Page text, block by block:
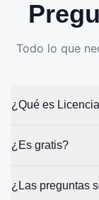
Todo lo que
¿Qué es
¿Es gratis?
¿Las preguntas